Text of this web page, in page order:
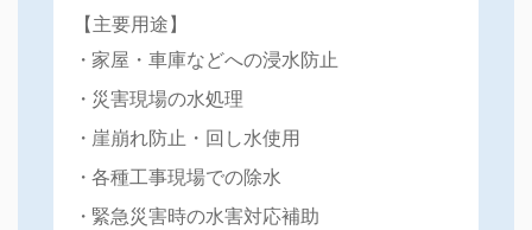
スーパーダッシュバッグがNETISに登録されました
2017/06/26
処理用脱水剤について
2017/06/06
後処理用脱水剤のセット販売を開始いたしました。
【主要用途】
家屋・車庫などへの浸水防止
災害現場の水処理
崖崩れ防止・回し水使用
各種工事現場での除水
緊急災害時の水害対応補助